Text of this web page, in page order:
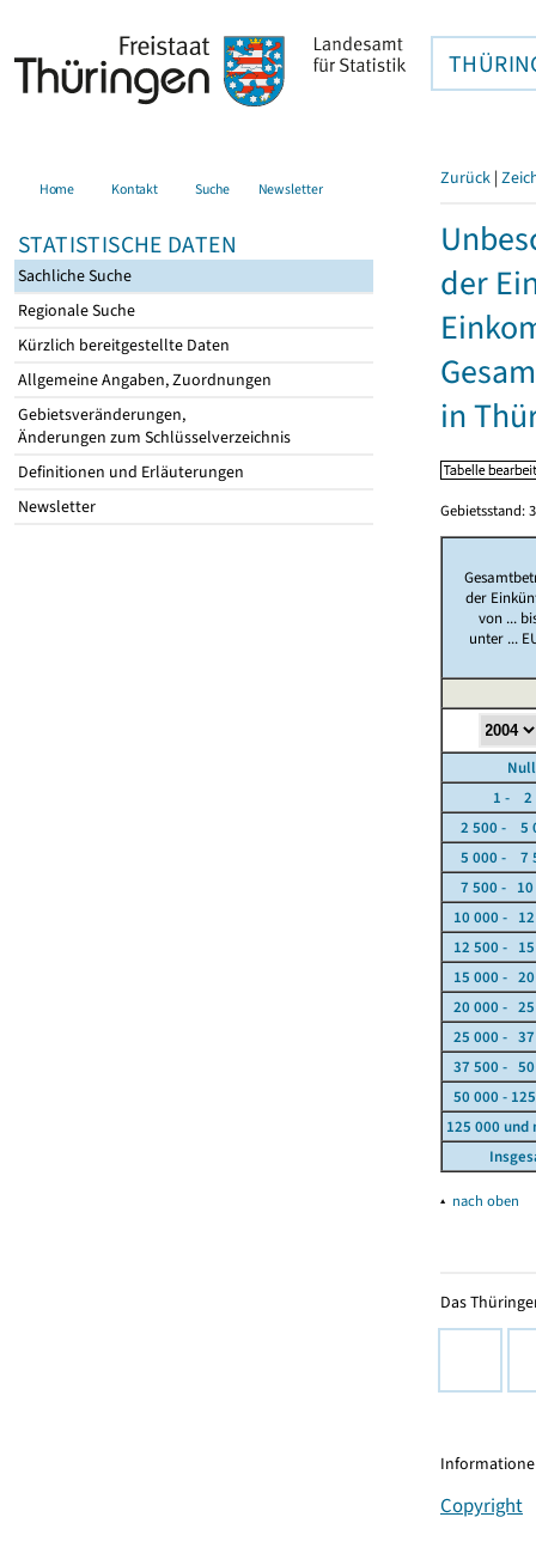
Home Kontakt Suche Newsletter
STATISTISCHE DATEN
Sachliche Suche
Regionale Suche
Kürzlich bereitgestellte Daten
Allgemeine Angaben, Zuordnungen
Gebietsveränderungen,
Änderungen zum Schlüsselverzeichnis
Definitionen und Erläuterungen
Newsletter
Zurück |
der
in
Gebietsstand:
der
von ...
unter ...
1 - 2
2 500 - 5
5 000 - 7
7 500 - 10
10 000 -
12 500 -
15 000 -
20 000 -
25 000 -
37 500 -
50 000 -
125 000 und
▴ nach oben
Das
Copyright